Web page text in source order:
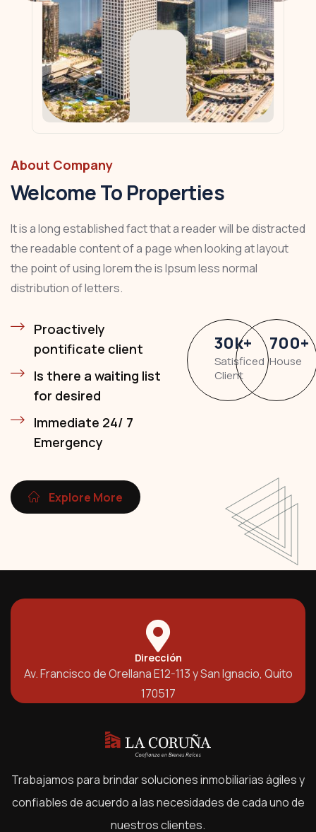
About Company
Welcome To Properties
It is a long established fact that a reader will be distracted
the readable content of a page when looking at layout
the point of using lorem the is Ipsum less normal
distribution of letters.
Proactively
pontificate client
Is there a waiting list
for desired
Immediate 24/ 7
Emergency
30k+
Satisficed
Client
700+
House
Explore More
Dirección
Av. Francisco de Orellana E12-113 y San Ignacio, Quito
170517
Trabajamos para brindar soluciones inmobiliarias ágiles y
confiables de acuerdo a las necesidades de cada uno de
nuestros clientes.